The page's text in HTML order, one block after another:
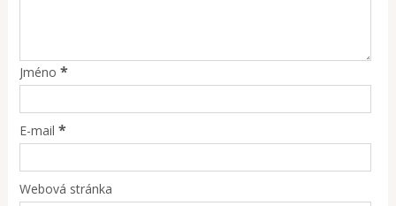
Jméno *
E-mail *
Webová stránka